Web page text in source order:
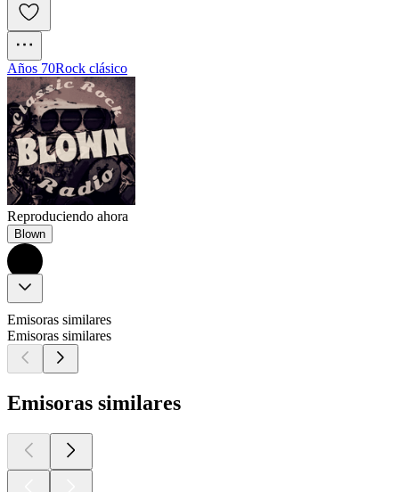
Años 70Rock clásico
Reproduciendo ahora
Blown
Emisoras similares
Emisoras similares
Emisoras similares